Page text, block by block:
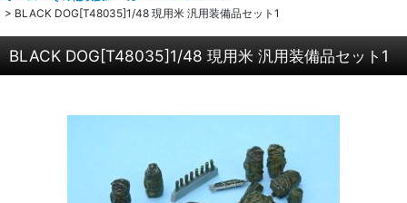
> BLACK DOG[T48035]1/48 現用米 汎用装備品セット1
BLACK DOG[T48035]1/48 現用米 汎用装備品セット1